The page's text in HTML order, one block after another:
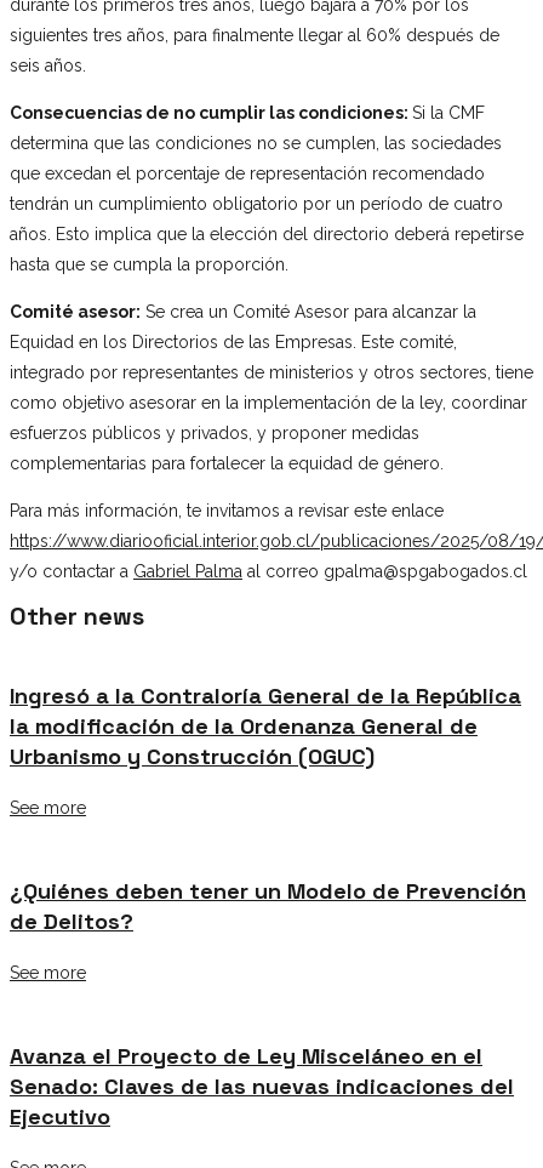
durante los primeros tres años, luego bajará a 70% por los
siguientes tres años, para finalmente llegar al 60% después de
seis años.
Consecuencias de no cumplir las condiciones: Si la CMF
determina que las condiciones no se cumplen, las sociedades
que excedan el porcentaje de representación recomendado
tendrán un cumplimiento obligatorio por un período de cuatro
años. Esto implica que la elección del directorio deberá repetirse
hasta que se cumpla la proporción.
Comité asesor: Se crea un Comité Asesor para alcanzar la
Equidad en los Directorios de las Empresas. Este comité,
integrado por representantes de ministerios y otros sectores, tiene
como objetivo asesorar en la implementación de la ley, coordinar
esfuerzos públicos y privados, y proponer medidas
complementarias para fortalecer la equidad de género.
Para más información, te invitamos a revisar este enlace
https://www.diariooficial.interior.gob.cl/publicaciones/2025/08/
y/o contactar a Gabriel Palma al correo gpalma@spgabogados.cl
Other news
Ingresó a la Contraloría General de la República
la modificación de la Ordenanza General de
Urbanismo y Construcción (OGUC)
See more
¿Quiénes deben tener un Modelo de Prevención
de Delitos?
See more
Avanza el Proyecto de Ley Misceláneo en el
Senado: Claves de las nuevas indicaciones del
Ejecutivo